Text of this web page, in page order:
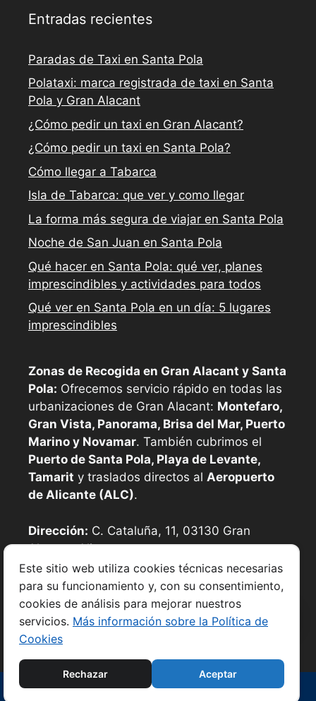
Entradas recientes
Paradas de Taxi en Santa Pola
Polataxi: marca registrada de taxi en Santa
Pola y Gran Alacant
¿Cómo pedir un taxi en Gran Alacant?
¿Cómo pedir un taxi en Santa Pola?
Cómo llegar a Tabarca
Isla de Tabarca: que ver y como llegar
La forma más segura de viajar en Santa Pola
Noche de San Juan en Santa Pola
Qué hacer en Santa Pola: qué ver, planes
imprescindibles y actividades para todos
Qué ver en Santa Pola en un día: 5 lugares
imprescindibles
Zonas de Recogida en Gran Alacant y Santa
Pola: Ofrecemos servicio rápido en todas las
urbanizaciones de Gran Alacant: Montefaro,
Gran Vista, Panorama, Brisa del Mar, Puerto
Marino y Novamar. También cubrimos el
Puerto de Santa Pola, Playa de Levante,
Tamarit y traslados directos al Aeropuerto
de Alicante (ALC).
Dirección: C. Cataluña, 11, 03130 Gran
Alacant, Alicante
Teléfono: 667 27 31 11
WhatsApp: 667 27 31 11
Email: hola@taxisantapolagranalacant.com
Este sitio web utiliza cookies técnicas necesarias
para su funcionamiento y, con su consentimiento,
cookies de análisis para mejorar nuestros
servicios. Más información sobre la Política de
Cookies
Rechazar Aceptar